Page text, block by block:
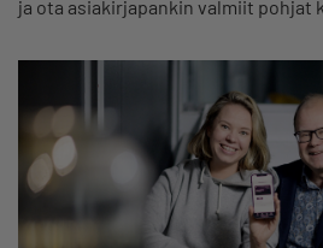
ja ota asiakirjapankin valmiit pohjat